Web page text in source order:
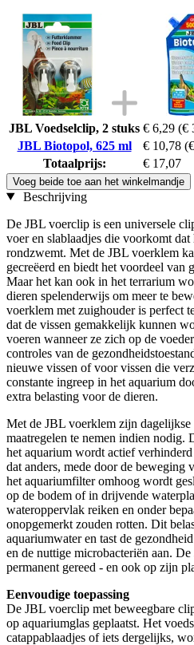
JBL Voedselclip, 2 stuks € 6,29 (€
JBL Biotopol, 625 ml
€ 10,78
Totaalprijs:
€ 17,07
Voeg beide toe aan het winkelmandje
Beschrijving
De JBL voerclip is een universele
voer en slablaadjes die voorkomt
rondzwemt. Met de JBL voerklem
gecreëerd en biedt het voordeel van
Maar het kan ook in het terrarium
dieren spelenderwijs om meer te
voerklem met zuighouder is perfect
dat de vissen gemakkelijk kunnen
voeren wanneer ze zich op de
controles van de
nieuwe vissen of voor vissen die
constante ingreep in het aquarium
extra belasting voor de dieren.
Met de JBL voerklem zijn
maatregelen te nemen indien nodig.
het aquarium wordt actief
dat anders, mede door de beweging
het aquariumfilter omhoog wordt
op de bodem of in drijvende
wateroppervlak reiken en onder
onopgemerkt zouden rotten. Dit
aquariumwater en tast de
en de nuttige microbacteriën aan.
permanent gereed - en ook op zijn
Eenvoudige toepassing
De JBL voerclip met beweegbare
op aquariumglas geplaatst. Het
catappablaadjes of iets dergelijks,